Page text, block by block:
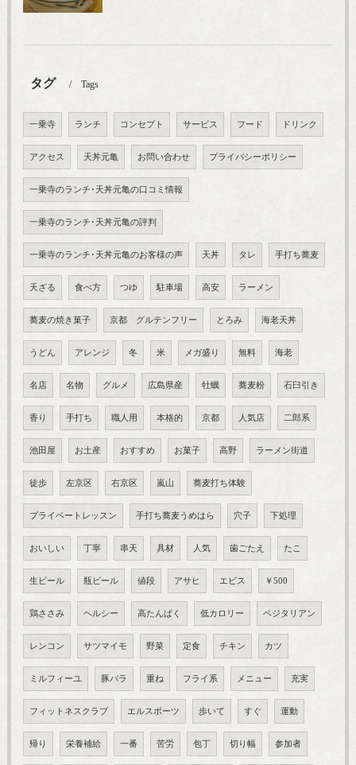
タグ Tags
一乗寺 ランチ コンセプト サービス フード ドリンク
アクセス 天丼元亀 お問い合わせ プライバシーポリシー
一乗寺のランチ･天丼元亀の口コミ情報
一乗寺のランチ･天丼元亀の評判
一乗寺のランチ･天丼元亀のお客様の声 天丼 タレ 手打ち蕎麦
天ざる 食べ方 つゆ 駐車場 高安 ラーメン
蕎麦の焼き菓子 京都 グルテンフリー とろみ 海老天丼
うどん アレンジ 冬 米 メガ盛り 無料 海老
名店 名物 グルメ 広島県産 牡蠣 蕎麦粉 石臼引き
香り 手打ち 職人用 本格的 京都 人気店 二郎系
池田屋 お土産 おすすめ お菓子 高野 ラーメン街道
徒歩 左京区 右京区 嵐山 蕎麦打ち体験
プライベートレッスン 手打ち蕎麦うめはら 穴子 下処理
おいしい 丁寧 串天 具材 人気 歯ごたえ たこ
生ビール 瓶ビール 値段 アサヒ エビス ￥500
鶏ささみ ヘルシー 高たんぱく 低カロリー ベジタリアン
レンコン サツマイモ 野菜 定食 チキン カツ
ミルフィーユ 豚バラ 重ね フライ系 メニュー 充実
フィットネスクラブ エルスポーツ 歩いて すぐ 運動
帰り 栄養補給 一番 苦労 包丁 切り幅 参加者